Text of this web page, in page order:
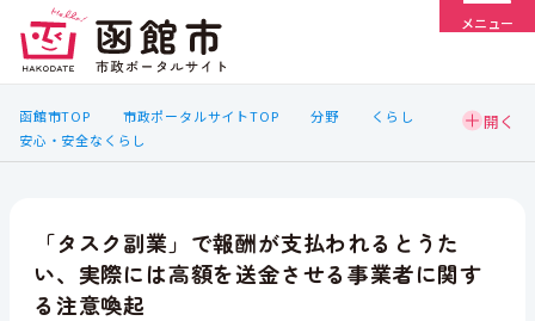
メニュー
函館市TOP 市政ポータルサイトTOP 分野
くらし
安心・安全なくらし
「タスク副業」で報酬が支払われるとうた
い、実際には高額を送金させる事業者に関す
る注意喚起